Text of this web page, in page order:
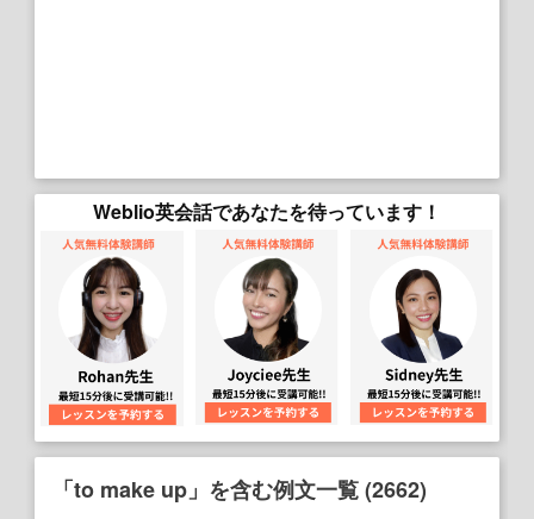
Weblio英会話であなたを待っています！
「to make up」を含む例文一覧 (2662)